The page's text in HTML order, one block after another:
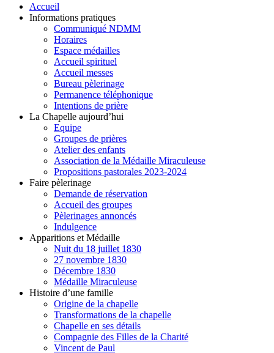
Accueil
Informations pratiques
Communiqué NDMM
Horaires
Espace médailles
Accueil spirituel
Accueil messes
Bureau pèlerinage
Permanence téléphonique
Intentions de prière
La Chapelle aujourd’hui
Equipe
Groupes de prières
Atelier des enfants
Association de la Médaille Miraculeuse
Propositions pastorales 2023-2024
Faire pèlerinage
Demande de réservation
Accueil des groupes
Pèlerinages annoncés
Indulgence
Apparitions et Médaille
Nuit du 18 juillet 1830
27 novembre 1830
Décembre 1830
Médaille Miraculeuse
Histoire d’une famille
Origine de la chapelle
Transformations de la chapelle
Chapelle en ses détails
Compagnie des Filles de la Charité
Vincent de Paul